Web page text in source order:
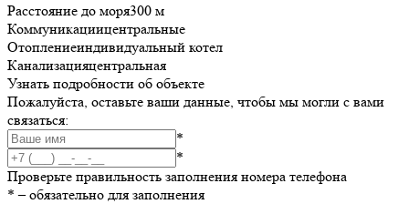
Расстояние до моря300 м
Коммуникациицентральные
Отоплениеиндивидуальный котел
Канализацияцентральная
Узнать подробности об объекте
Пожалуйста, оставьте ваши данные, чтобы мы могли с вами
связаться:
*
*
Проверьте правильность заполнения номера телефона
* – обязательно для заполнения